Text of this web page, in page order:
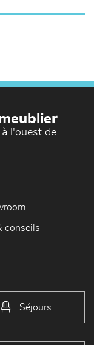
l'ouest de
conseils
Séjours